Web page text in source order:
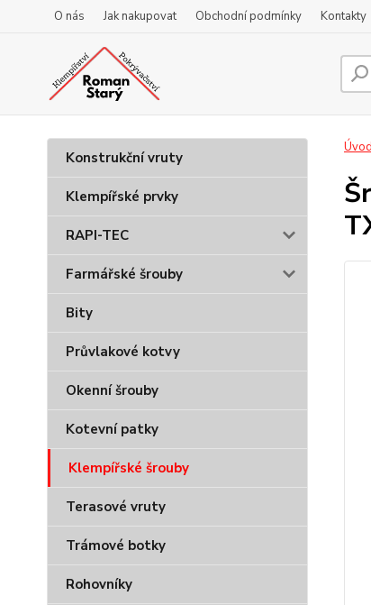
O nás Jak nakupovat Obchodní podmínky Kontakty
Konstrukční vruty
Klempířské prvky
RAPI-TEC
Farmářské šrouby
Bity
Průvlakové kotvy
Okenní šrouby
Kotevní patky
Klempířské šrouby
Terasové vruty
Trámové botky
Rohovníky
Úvod